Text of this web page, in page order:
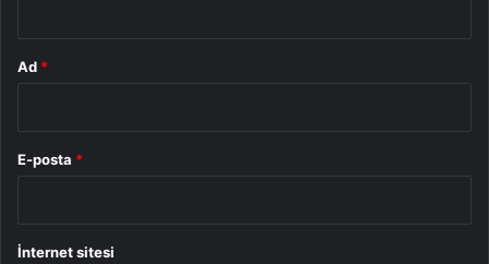
Ad *
E-posta *
İnternet sitesi